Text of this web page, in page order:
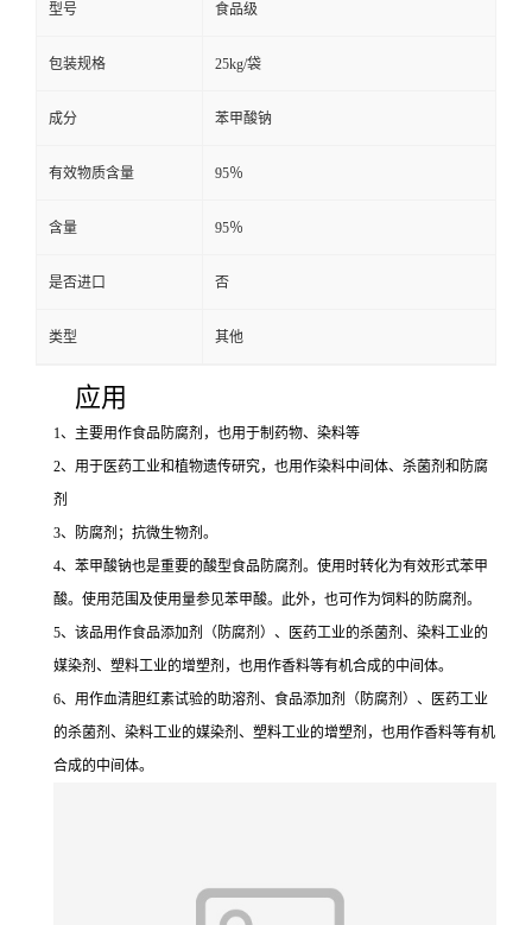
型号 食品级
包装规格 25kg/袋
成分 苯甲酸钠
有效物质含量 95％
含量 95％
是否进口 否
类型 其他
应用
1、主要用作食品防腐剂，也用于制药物、染料等
2、用于医药工业和植物遗传研究，也用作染料中间体、杀菌剂和防腐
剂
3、防腐剂；抗微生物剂。
4、苯甲酸钠也是重要的酸型食品防腐剂。使用时转化为有效形式苯甲
酸。使用范围及使用量参见苯甲酸。此外，也可作为饲料的防腐剂。
5、该品用作食品添加剂（防腐剂）、医药工业的杀菌剂、染料工业的
媒染剂、塑料工业的增塑剂，也用作香料等有机合成的中间体。
6、用作血清胆红素试验的助溶剂、食品添加剂（防腐剂）、医药工业
的杀菌剂、染料工业的媒染剂、塑料工业的增塑剂，也用作香料等有机
合成的中间体。